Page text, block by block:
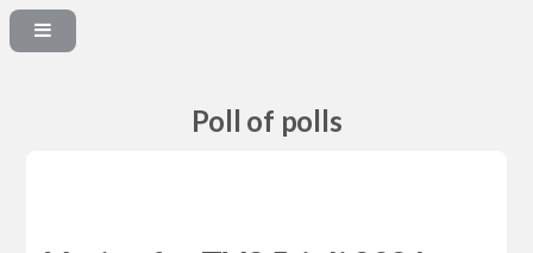
Poll of polls